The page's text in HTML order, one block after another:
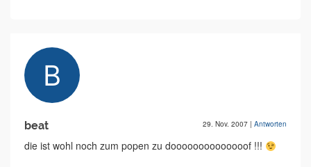
beat 29. Nov. 2007 | Antworten
die ist wohl noch zum popen zu doooooooooooooof !!!